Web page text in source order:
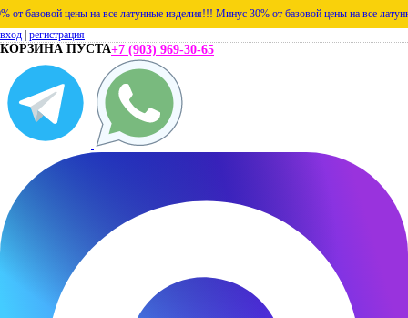
базовой цены на все латунные изделия!!! Минус 30% от базовой цены на все
вход регистрация
КОРЗИНА ПУСТА+7 (903) 969-30-65